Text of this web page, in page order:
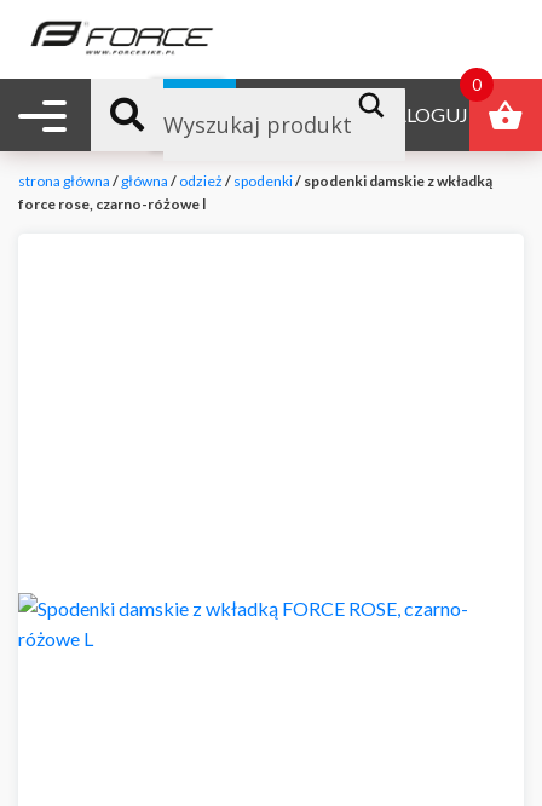
Nawigacja mobilna ZALOGUJ
B2B
strona główna / główna / odzież / spodenki/ spodenki damskie z wkładką
force rose, czarno-różowe l
0